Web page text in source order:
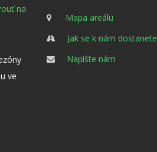
na
ve
Mapa areálu
Jak se k nám dostanete
Napište nám